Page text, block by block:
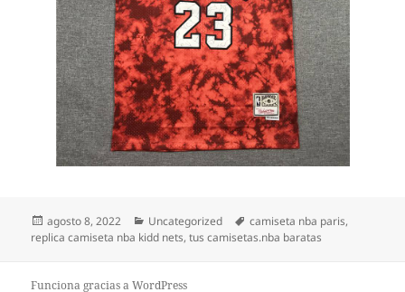
Publicado
el
agosto 8, 2022 Categorías
Uncategorized Etiquetas
camiseta nba paris,
replica camiseta nba kidd nets,tus camisetas.nba baratas
Funciona gracias a WordPress